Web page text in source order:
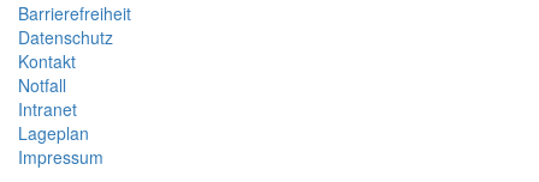
Barrierefreiheit
Datenschutz
Kontakt
Notfall
Intranet
Lageplan
Impressum